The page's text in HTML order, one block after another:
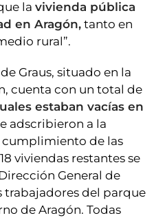
la vivienda pública
en Aragón, tanto en
rural”.
Graus, situado en la
cuenta con un total de
estaban vacías en
adscribieron a la
cumplimiento de las
viviendas restantes se
General de
trabajadores del parque
de Aragón. Todas